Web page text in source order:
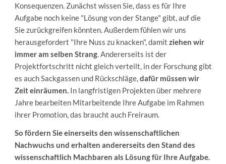
Konsequenzen. Zunächst wissen Sie, dass es für Ihre
Aufgabe noch keine "Lösung von der Stange" gibt, auf die
Sie zurückgreifen könnten. Außerdem fühlen wir uns
herausgefordert "Ihre Nuss zu knacken", damit ziehen wir
immer am selben Strang. Andererseits ist der
Projektfortschritt nicht gleich verteilt, in der Forschung gibt
es auch Sackgassen und Rückschläge,dafür müssen wir
Zeit einräumen.In langfristigen Projekten über mehrere
Jahre bearbeiten Mitarbeitende Ihre Aufgabe im Rahmen
ihrer Promotion, das braucht auch Freiraum.
So fördern Sie einerseits den wissenschaftlichen
Nachwuchs und erhalten andererseits den Stand des
wissenschaftlich Machbaren als Lösung für Ihre Aufgabe.